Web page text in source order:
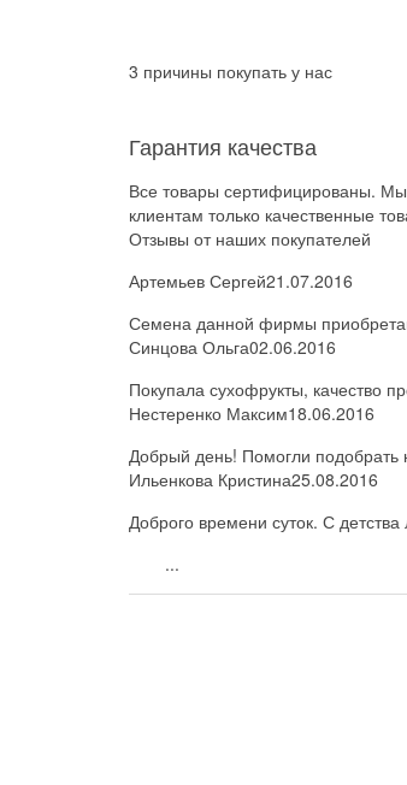
3 причины покупать у нас
Гарантия качества
Все товары сертифицированы.
клиентам только качественные
Отзывы от наших покупателей
Артемьев Сергей21.07.2016
Семена данной фирмы
Синцова Ольга02.06.2016
Покупала сухофрукты, качество
Нестеренко Максим18.06.2016
Добрый день! Помогли подобрать
Ильенкова Кристина25.08.2016
Доброго времени суток. С
...